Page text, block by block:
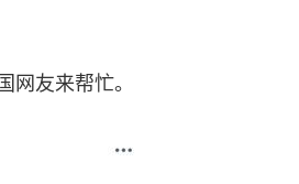
友来帮忙。